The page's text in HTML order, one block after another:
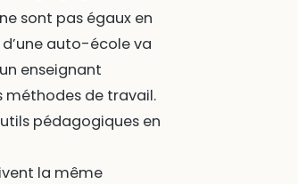
sont pas égaux en
auto-école va
enseignant
méthodes de travail.
pédagogiques en
la même